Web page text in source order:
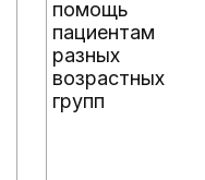
помощь
пациентам
разных
возрастных
групп